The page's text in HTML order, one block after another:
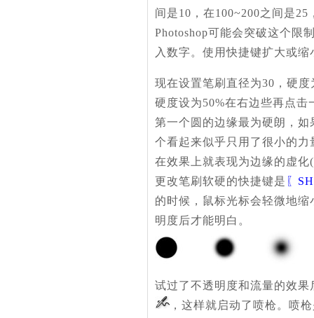
间是10，在100~200之间是
Photoshop可能会突破这个限
入数字。使用快捷键扩大或
现在设置笔刷直径为30，硬
硬度设为50%在右边些再点
第一个圆的边缘最为硬朗，
个看起来似乎只用了很小的
在效果上就表现为边缘的虚
更改笔刷软硬的快捷键是 〖
的时候，鼠标光标会轻微地
明度后才能明白。
试过了不透明度和流量的效
，这样就启动了喷枪。喷